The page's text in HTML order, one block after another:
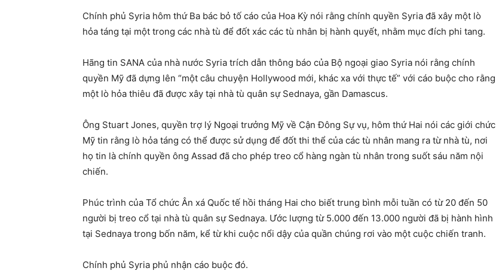
Chính phủ Syria hôm thứ Ba bác bỏ tố cáo của Hoa Kỳ nói rằng chính quyền Syria đã xây một lò
hỏa táng tại một trong các nhà tù để đốt xác các tù nhân bị hành quyết, nhằm mục đích phi tang.
Hãng tin SANA của nhà nước Syria trích dẫn thông báo của Bộ ngoại giao Syria nói rằng chính
quyền Mỹ đã dựng lên “một câu chuyện Hollywood mới, khác xa với thực tế” với cáo buộc cho rằng
một lò hỏa thiêu đã được xây tại nhà tù quân sự Sednaya, gần Damascus.
Ông Stuart Jones, quyền trợ lý Ngoại trưởng Mỹ về Cận Đông Sự vụ, hôm thứ Hai nói các giới chức
Mỹ tin rằng lò hỏa táng có thể được sử dụng để đốt thi thể của các tù nhân mang ra từ nhà tù, nơi
họ tin là chính quyền ông Assad đã cho phép treo cổ hàng ngàn tù nhân trong suốt sáu năm nội
chiến.
Phúc trình của Tổ chức Ân xá Quốc tế hồi tháng Hai cho biết trung bình mỗi tuần có từ 20 đến 50
người bị treo cổ tại nhà tù quân sự Sednaya. Ước lượng từ 5.000 đến 13.000 người đã bị hành hình
tại Sednaya trong bốn năm, kể từ khi cuộc nổi dậy của quần chúng rơi vào một cuộc chiến tranh.
Chính phủ Syria phủ nhận cáo buộc đó.